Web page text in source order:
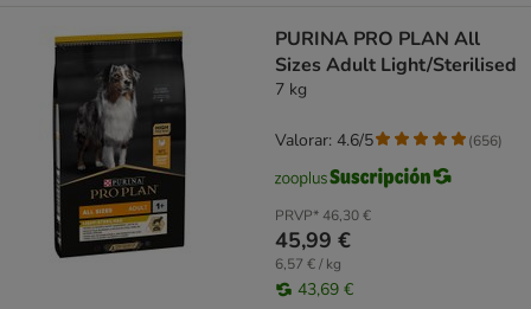
PURINA PRO PLAN All
Sizes Adult Light/Sterilised
7 kg
PRVP*46,30 €
45,99 €
6,57 € / kg
43,69 €
Valorar: 4.6/5 (656)